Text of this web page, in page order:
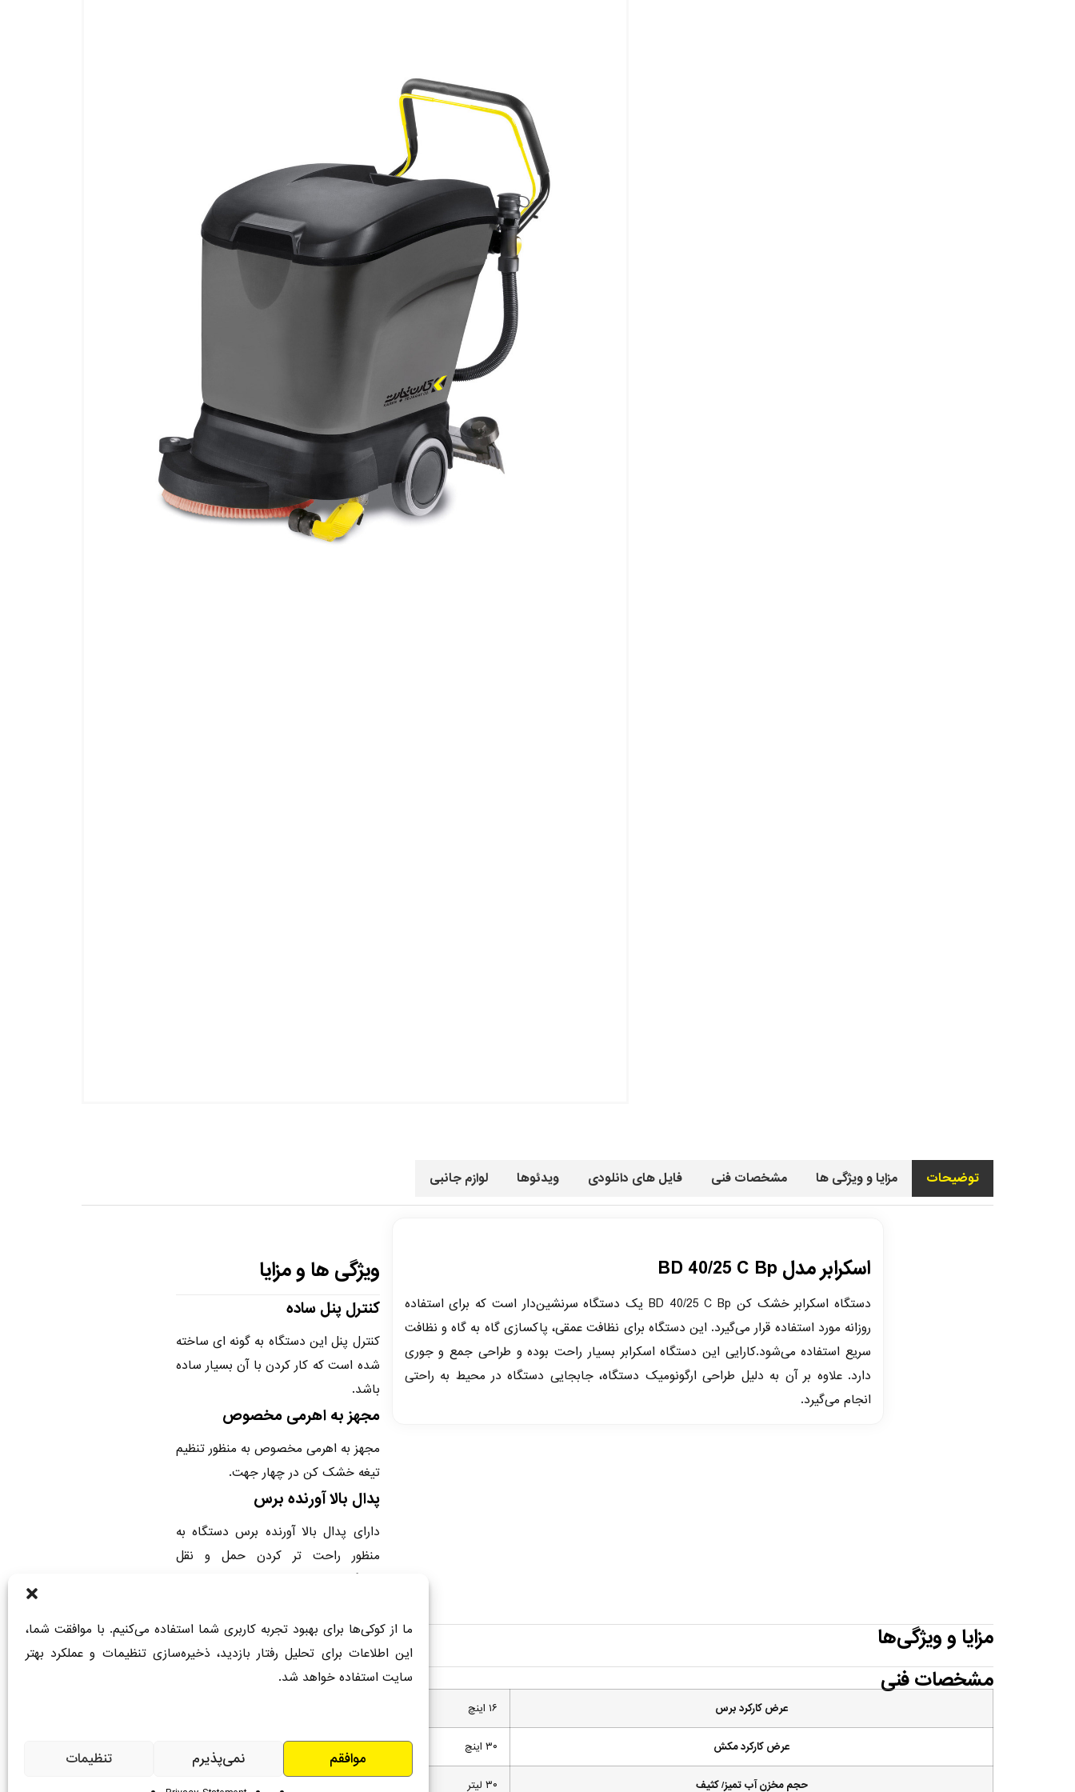
ما از کوکی‌ها برای بهبود تجربه کاربری شما استفاده می‌کنیم. با موافقت شما،
این اطلاعات برای تحلیل رفتار بازدید، ذخیره‌سازی تنظیمات و عملکرد بهتر
سایت استفاده خواهد شد.
موافقم نمی‌پذیرم تنظیمات
توضیحات مزایا و ویژگی ها مشخصات فنی فایل های دانلودی ویدئوها لوازم جانبی
اسکرابر مدل BD 40/25 C Bp
دستگاه اسکرابر خشک کن BD 40/25 C Bp یک دستگاه سرنشین‌دار است که برای استفاده
روزانه مورد استفاده قرار می‌گیرد. این دستگاه برای نظافت عمقی، پاکسازی گاه به گاه و نظافت
سریع استفاده می‌شود.کارایی این دستگاه اسکرابر بسیار راحت بوده و طراحی جمع و جوری
دارد. علاوه بر آن به دلیل طراحی ارگونومیک دستگاه، جابجایی دستگاه در محیط به راحتی
انجام می‌گیرد.
ویژگی ها و مزایا
کنترل پنل ساده
کنترل پنل این دستگاه به گونه ای ساخته
شده است که کار کردن با آن بسیار ساده
باشد.
مجهز به اهرمی مخصوص
مجهز به اهرمی مخصوص به منظور تنظیم
تیغه خشک کن در چهار جهت.
پدال بالا آورنده برس
دارای پدال بالا آورنده برس دستگاه به
منظور راحت تر کردن حمل و نقل
دستگاه.
مزایا و ویژگی‌ها
مشخصات فنی
عرض کارکرد برس ۱۶ اینچ
عرض کارکرد مکش ۳۰ اینچ
حجم مخزن آب تمیز/ کثیف ۳۰ لیتر